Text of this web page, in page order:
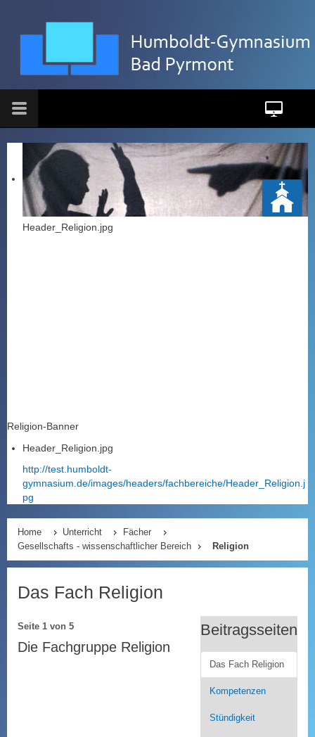
Header_Religion.jpg
Religion-Banner
Header_Religion.jpg
http://test.humboldt-
gymnasium.de/images/headers/fachbereiche/Header_Religion.j
pg
Home Unterricht
Fächer
Gesellschafts - wissenschaftlicher Bereich
Religion
Das Fach Religion
Beitragsseiten
Das Fach Religion
Kompetenzen
Stündigkeit
Seite 1 von 5
Die Fachgruppe Religion